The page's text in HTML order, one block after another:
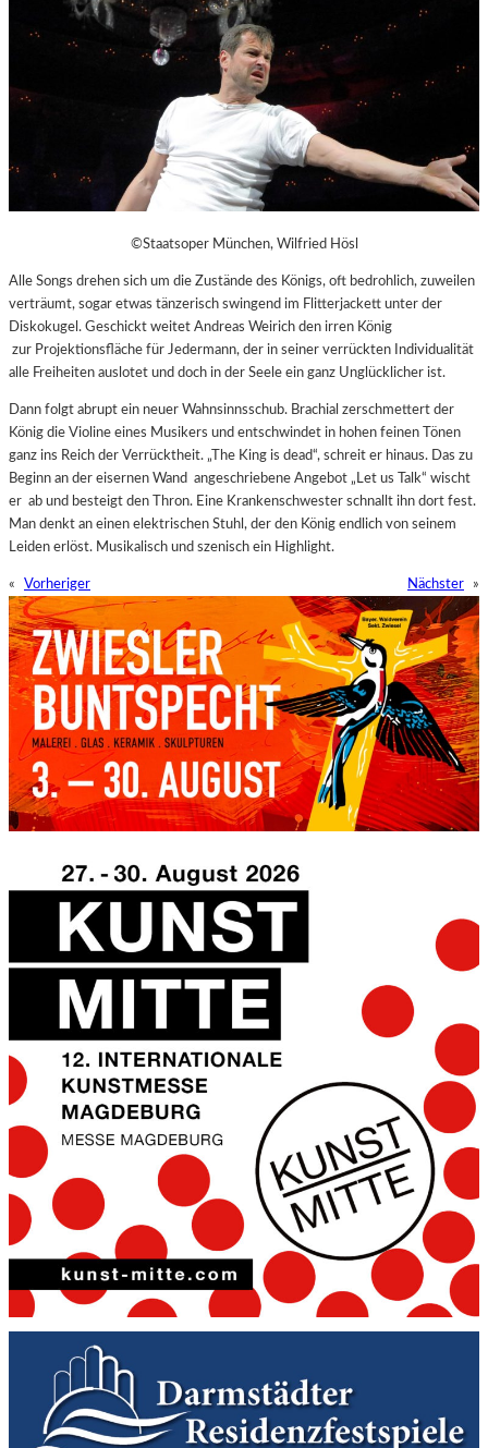
©Staatsoper München, Wilfried Hösl
Alle Songs drehen sich um die Zustände des Königs, oft bedrohlich, zuweilen
verträumt, sogar etwas tänzerisch swingend im Flitterjackett unter der
Diskokugel. Geschickt weitet Andreas Weirich den irren König
zur Projektionsfläche für Jedermann, der in seiner verrückten Individualität
alle Freiheiten auslotet und doch in der Seele ein ganz Unglücklicher ist.
Dann folgt abrupt ein neuer Wahnsinnsschub. Brachial zerschmettert der
König die Violine eines Musikers und entschwindet in hohen feinen Tönen
ganz ins Reich der Verrücktheit. „The King is dead“, schreit er hinaus. Das zu
Beginn an der eisernen Wand angeschriebene Angebot „Let us Talk“ wischt
er ab und besteigt den Thron. Eine Krankenschwester schnallt ihn dort fest.
Man denkt an einen elektrischen Stuhl, der den König endlich von seinem
Leiden erlöst. Musikalisch und szenisch ein Highlight.
« Vorheriger Nächster »